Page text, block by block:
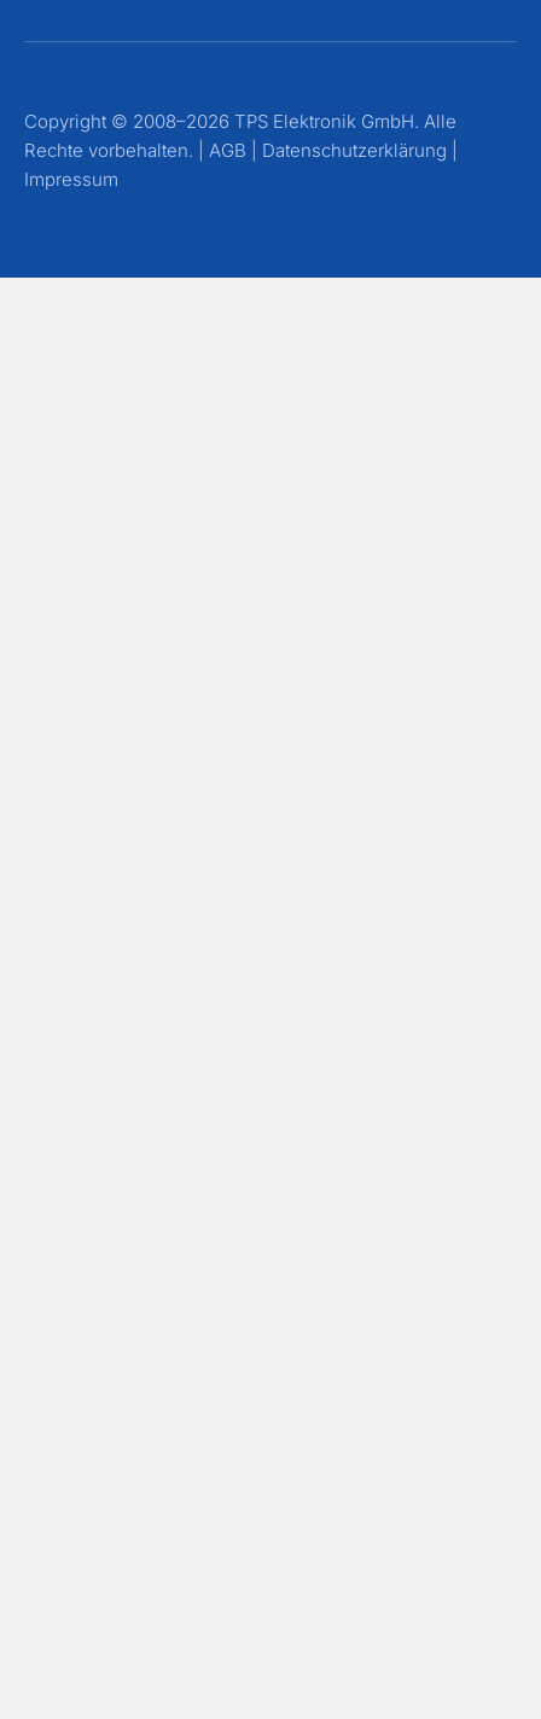
Copyright © 2008–2026 TPS Elektronik GmbH. Alle
Rechte vorbehalten. | AGB Datenschutzerklärung
Impressum